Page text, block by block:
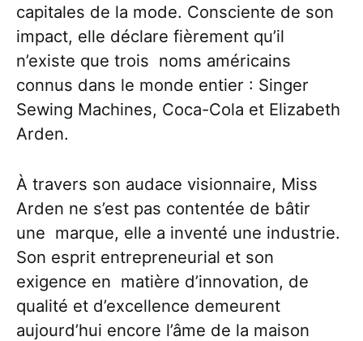
capitales de la mode. Consciente de son
impact, elle déclare fièrement qu’il
n’existe que trois noms américains
connus dans le monde entier : Singer
Sewing Machines, Coca-Cola et Elizabeth
Arden.
À travers son audace visionnaire, Miss
Arden ne s’est pas contentée de bâtir
une marque, elle a inventé une industrie.
Son esprit entrepreneurial et son
exigence en matière d’innovation, de
qualité et d’excellence demeurent
aujourd’hui encore l’âme de la maison